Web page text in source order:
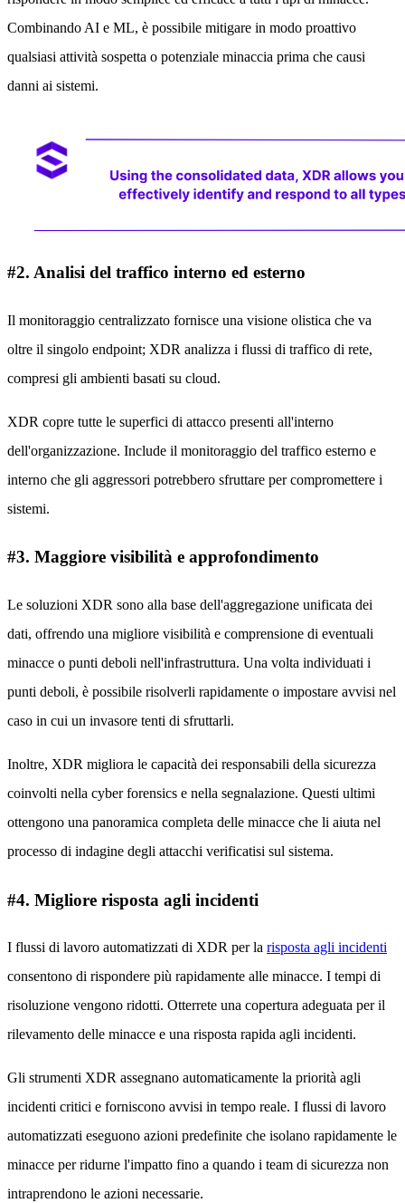
Combinando AI e ML, è possibile mitigare in modo proattivo
qualsiasi attività sospetta o potenziale minaccia prima che causi
danni ai sistemi.
#2. Analisi del traffico interno ed esterno
Il monitoraggio centralizzato fornisce una visione olistica che va
oltre il singolo endpoint; XDR analizza i flussi di traffico di rete,
compresi gli ambienti basati su cloud.
XDR copre tutte le superfici di attacco presenti all'interno
dell'organizzazione. Include il monitoraggio del traffico esterno e
interno che gli aggressori potrebbero sfruttare per compromettere i
sistemi.
#3. Maggiore visibilità e approfondimento
Le soluzioni XDR sono alla base dell'aggregazione unificata dei
dati, offrendo una migliore visibilità e comprensione di eventuali
minacce o punti deboli nell'infrastruttura. Una volta individuati i
punti deboli, è possibile risolverli rapidamente o impostare avvisi nel
caso in cui un invasore tenti di sfruttarli.
Inoltre, XDR migliora le capacità dei responsabili della sicurezza
coinvolti nella cyber forensics e nella segnalazione. Questi ultimi
ottengono una panoramica completa delle minacce che li aiuta nel
processo di indagine degli attacchi verificatisi sul sistema.
#4. Migliore risposta agli incidenti
I flussi di lavoro automatizzati di XDR per la risposta agli incidenti
consentono di rispondere più rapidamente alle minacce. I tempi di
risoluzione vengono ridotti. Otterrete una copertura adeguata per il
rilevamento delle minacce e una risposta rapida agli incidenti.
Gli strumenti XDR assegnano automaticamente la priorità agli
incidenti critici e forniscono avvisi in tempo reale. I flussi di lavoro
automatizzati eseguono azioni predefinite che isolano rapidamente le
minacce per ridurne l'impatto fino a quando i team di sicurezza non
intraprendono le azioni necessarie.